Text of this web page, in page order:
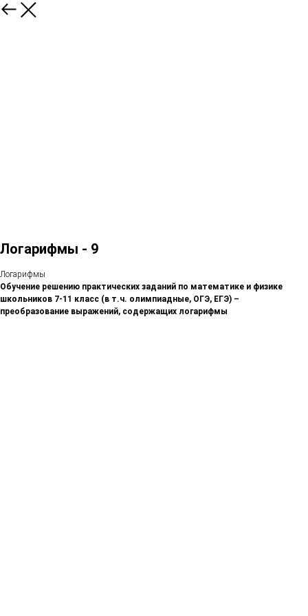
Логарифмы - 9
Логарифмы
Обучение решению практических заданий по математике и физике
школьников 7-11 класс (в т.ч. олимпиадные, ОГЭ, ЕГЭ) –
преобразование выражений, содержащих логарифмы